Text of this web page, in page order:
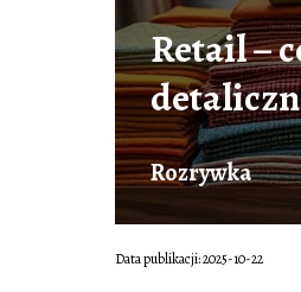
Retail –
Rozrywka
Data publikacji: 2025-10-22